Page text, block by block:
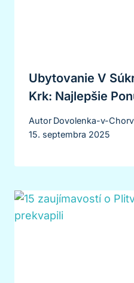
Ubytovanie V
Krk: Najlepšie
Autor Dovolenka-v-
15. septembra 2025